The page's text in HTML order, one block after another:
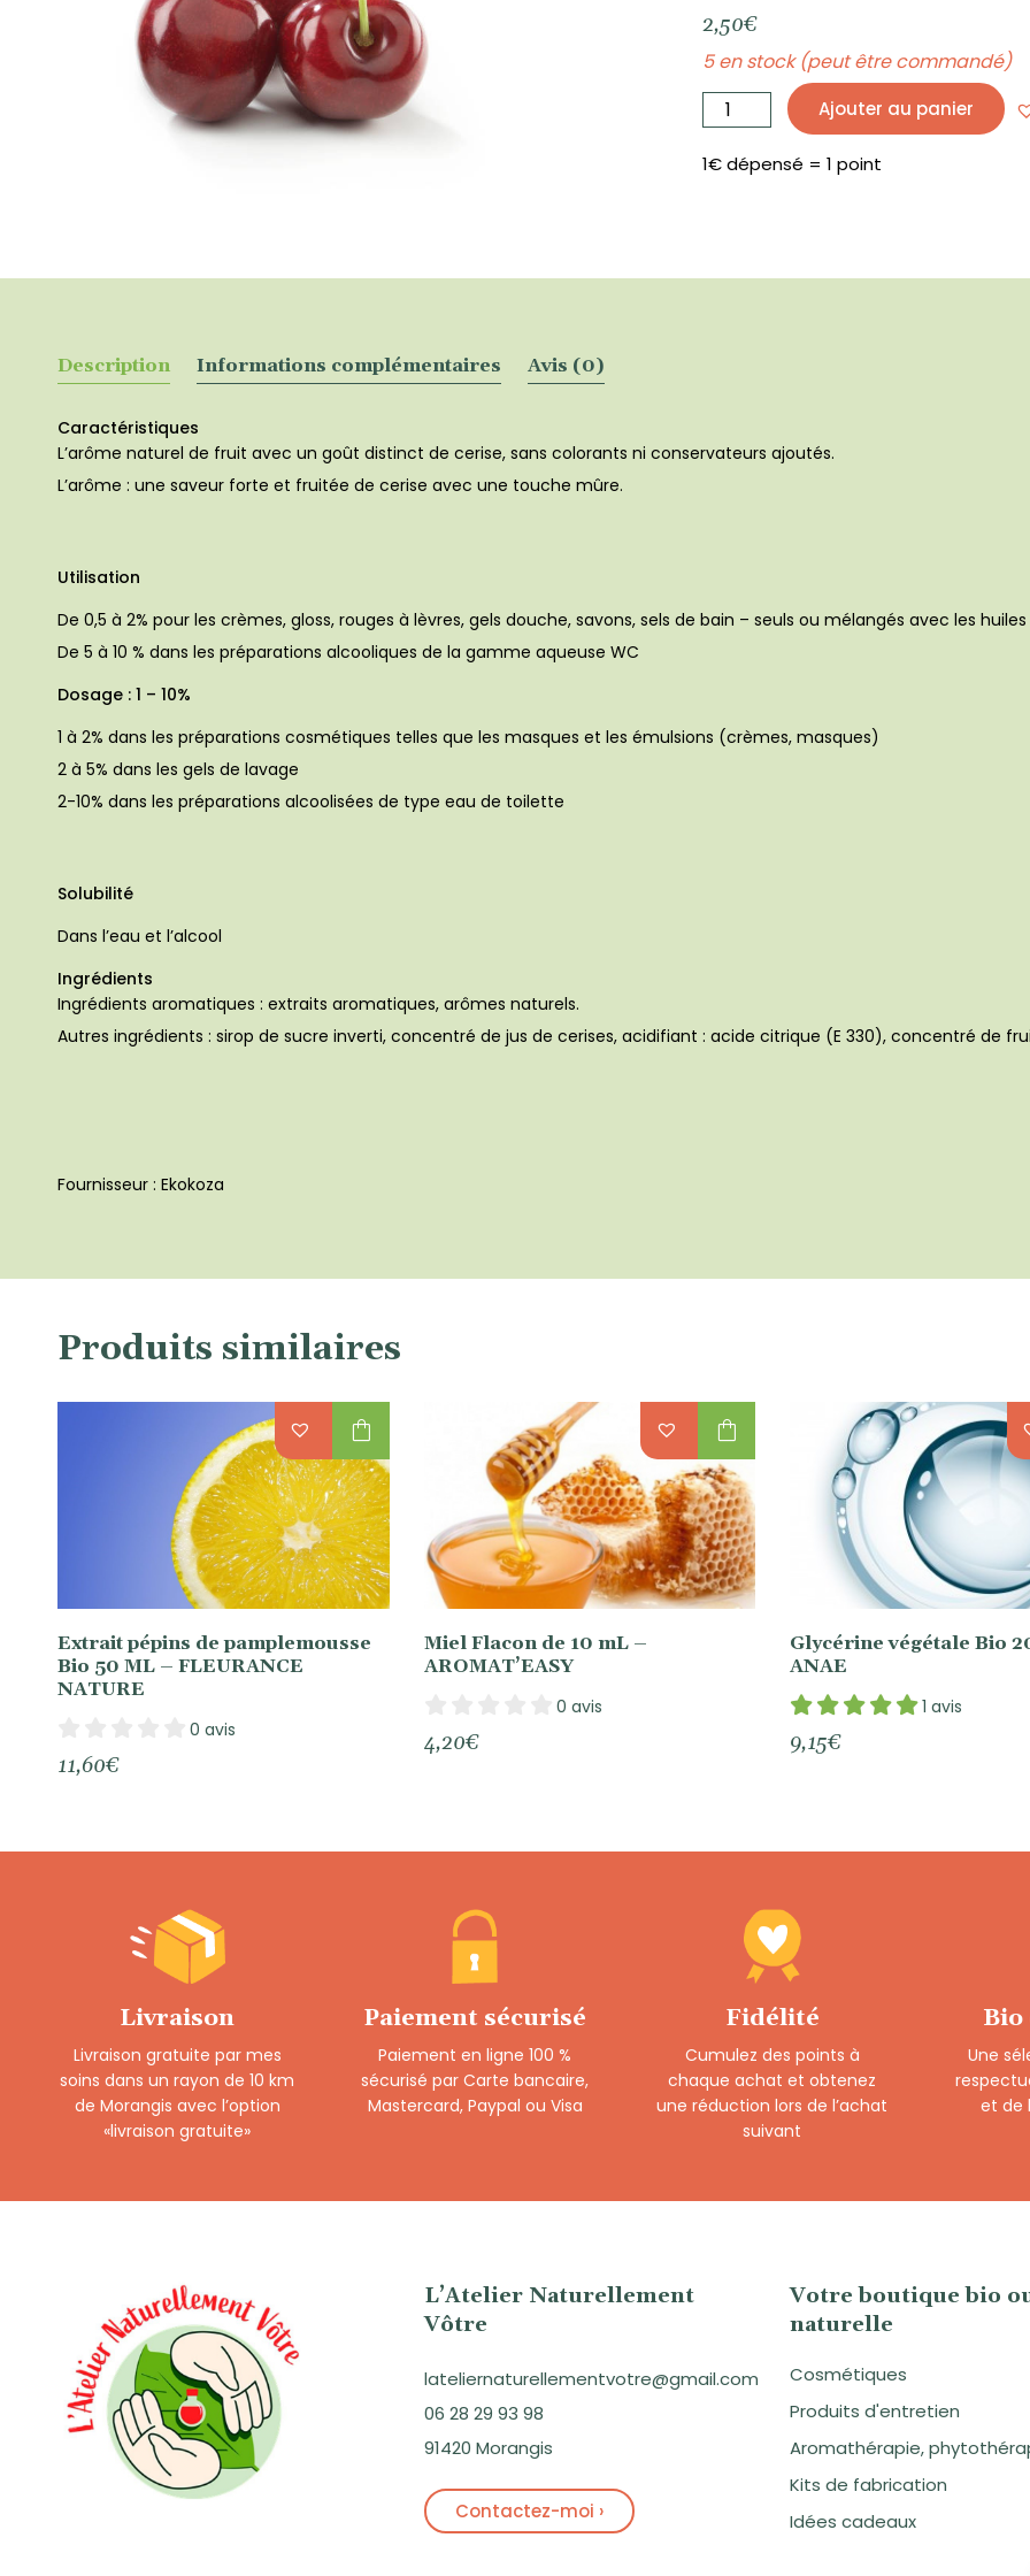
2,50€
5 en stock (peut être commandé)
de
Extrait
aromatique
de
10
ml
Ajouter au panier
1€ dépensé = 1 point
Description Informations complémentaires Avis (0)
Caractéristiques
L’arôme naturel de fruit avec un goût distinct de cerise, sans colorants ni conservateurs ajoutés.
L’arôme : une saveur forte et fruitée de cerise avec une touche mûre.
Utilisation
De 0,5 à 2% pour les crèmes, gloss, rouges à lèvres, gels douche, savons, sels de bain – seuls ou mélangés avec les
De 5 à 10 % dans les préparations alcooliques de la gamme aqueuse WC
Dosage : 1 – 10%
1 à 2% dans les préparations cosmétiques telles que les masques et les émulsions (crèmes, masques)
2 à 5% dans les gels de lavage
2-10% dans les préparations alcoolisées de type eau de toilette
Solubilité
Dans l’eau et l’alcool
Ingrédients
Ingrédients aromatiques : extraits aromatiques, arômes naturels.
Autres ingrédients : sirop de sucre inverti, concentré de jus de cerises, acidifiant : acide citrique (E 330), concentré de
Fournisseur : Ekokoza
Produits similaires
Extrait pépins de pamplemousse
Bio 50 ML – FLEURANCE
NATURE
0 avis
11,60€
shopping_bag
Miel Flacon de 10 mL –
AROMAT’EASY
0 avis
4,20€
shopping_bag
Glycérine végétale Bio
ANAE
1 avis
9,15€
Livraison
Livraison gratuite par mes
soins dans un rayon de 10 km
de Morangis avec l’option
«livraison gratuite»
Paiement sécurisé
Paiement en ligne 100 %
sécurisé par Carte bancaire,
Mastercard, Paypal ou Visa
Fidélité
Cumulez des points à
chaque achat et obtenez
une réduction lors de l’achat
suivant
Une
et de
L’Atelier Naturellement
Vôtre
lateliernaturellementvotre@gmail.com
06 28 29 93 98
91420 Morangis
Contactez-moi ›
Votre boutique bio
naturelle
Cosmétiques
Produits d'entretien
Aromathérapie,
Kits de fabrication
Idées cadeaux